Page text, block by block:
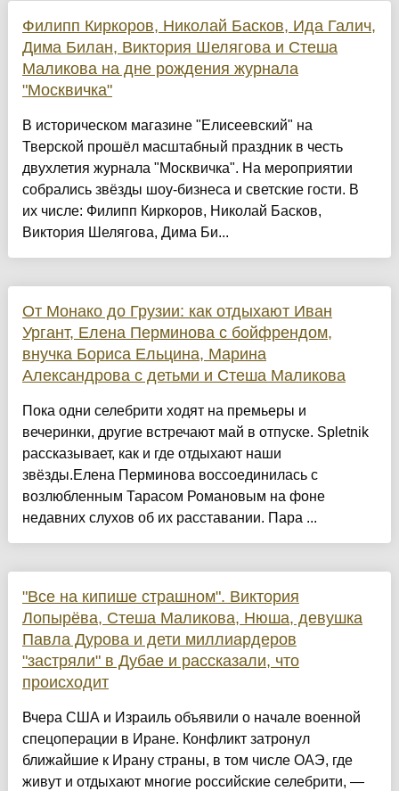
Филипп Киркоров, Николай Басков, Ида Галич,
Дима Билан, Виктория Шелягова и Стеша
Маликова на дне рождения журнала
"Москвичка"
В историческом магазине "Елисеевский" на
Тверской прошёл масштабный праздник в честь
двухлетия журнала "Москвичка". На мероприятии
собрались звёзды шоу-бизнеса и светские гости. В
их числе: Филипп Киркоров, Николай Басков,
Виктория Шелягова, Дима Би...
От Монако до Грузии: как отдыхают Иван
Ургант, Елена Перминова с бойфрендом,
внучка Бориса Ельцина, Марина
Александрова с детьми и Стеша Маликова
Пока одни селебрити ходят на премьеры и
вечеринки, другие встречают май в отпуске. Spletnik
рассказывает, как и где отдыхают наши
звёзды.Елена Перминова воссоединилась с
возлюбленным Тарасом Романовым на фоне
недавних слухов об их расставании. Пара ...
"Все на кипише страшном". Виктория
Лопырёва, Стеша Маликова, Нюша, девушка
Павла Дурова и дети миллиардеров
"застряли" в Дубае и рассказали, что
происходит
Вчера США и Израиль объявили о начале военной
спецоперации в Иране. Конфликт затронул
ближайшие к Ирану страны, в том числе ОАЭ, где
живут и отдыхают многие российские селебрити, —